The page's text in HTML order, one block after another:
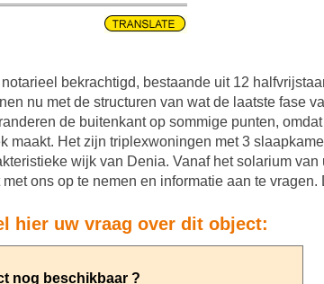
bekrachtigd, bestaande uit 12
nu met de structuren van wat de laatste fase
de buitenkant op sommige punten,
maakt. Het zijn triplexwoningen met 3
wijk van Denia. Vanaf het solarium
ons op te nemen en informatie aan te
hier uw vraag over dit object: